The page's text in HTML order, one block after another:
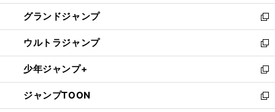
ウ
で
開
く
ン
ド
ウ
で
開
く
ウ
ィ
ン
ド
ウ
で
開
く
し
い
ウ
ィ
ン
ド
ウ
で
開
グランドジャンプ
新
し
い
ウ
ィ
ン
ド
ウ
ウルトラジャンプ
新
し
い
ウ
ィ
ン
少年ジャンプ+
新
し
い
ジャンプTOON
新